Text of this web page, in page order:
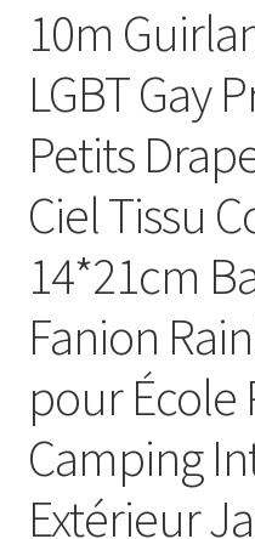
10m
LGBT Gay
Petits
Ciel Tissu
14*21cm
Fanion
pour École
Camping
Extérieur